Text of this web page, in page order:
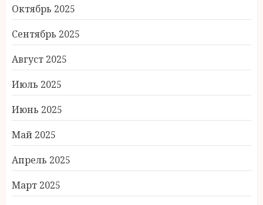
Октябрь 2025
Сентябрь 2025
Август 2025
Июль 2025
Июнь 2025
Май 2025
Апрель 2025
Март 2025